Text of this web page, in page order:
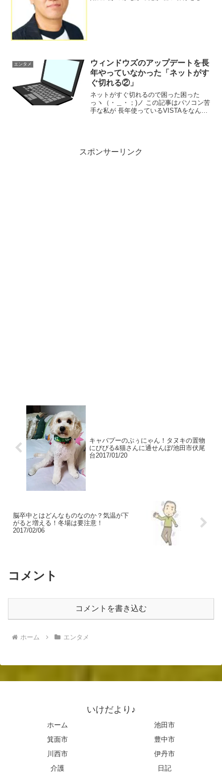
エンタメ
ウィンドウズのアップデートを長
年やっていなかった「ネットがす
ぐ切れる②」
ネットがすぐ切れるので困った困った
っヽ（・＿・；)ノ この記事はパソコン苦
手な私が 長年使っているVISTAをなんと
スポンサーリンク
キャバプーのぷぅにゃん！タヌキの置物
にびびる&猫さんに通せんぼ/池田市伏尾
台2017/01/20
脳卒中とはどんなものなのか？気温が下
がると増える！冬場は要注意！
2017/02/06
コメント
コメントを書き込む
ホーム エンタメ
いけだより♪
ホーム
池田市
箕面市
豊中市
川西市
伊丹市
介護
日記